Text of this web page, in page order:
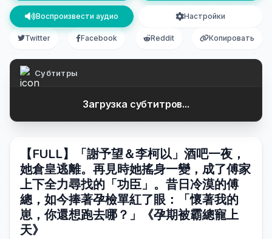
Воспроизвести аудио Настройки
Twitter Facebook Reddit Копировать
Субтитры
Загрузка субтитров...
【FULL】「謝予望＆李柯以」酒吧一夜，
她倉皇逃離。再見時她搖身一變，成了傅家
上下全力尋找的「功臣」。昔日冷漠的傅
總，如今捧著孕檢單紅了眼：「懷著我的
崽，你還想跑去哪？」《孕期被霸總寵上
天》